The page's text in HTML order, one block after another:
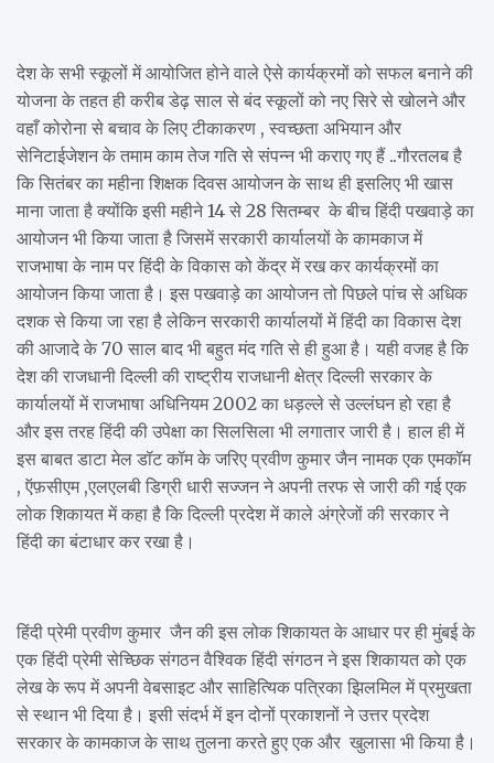
देश के सभी स्कूलों में आयोजित होने वाले ऐसे कार्यक्रमों को सफल बनाने की
योजना के तहत ही करीब डेढ़ साल से बंद स्कूलों को नए सिरे से खोलने और
वहाँ कोरोना से बचाव के लिए टीकाकरण , स्वच्छता अभियान और
सेनिटाईजेशन के तमाम काम तेज गति से संपन्न भी कराए गए हैं ..गौरतलब है
कि सितंबर का महीना शिक्षक दिवस आयोजन के साथ ही इसलिए भी खास
माना जाता है क्योंकि इसी महीने 14 से 28 सितम्बर के बीच हिंदी पखवाड़े का
आयोजन भी किया जाता है जिसमें सरकारी कार्यालयों के कामकाज में
राजभाषा के नाम पर हिंदी के विकास को केंद्र में रख कर कार्यक्रमों का
आयोजन किया जाता है। इस पखवाड़े का आयोजन तो पिछले पांच से अधिक
दशक से किया जा रहा है लेकिन सरकारी कार्यालयों में हिंदी का विकास देश
की आजादे के 70 साल बाद भी बहुत मंद गति से ही हुआ है। यही वजह है कि
देश की राजधानी दिल्ली की राष्ट्रीय राजधानी क्षेत्र दिल्ली सरकार के
कार्यालयों में राजभाषा अधिनियम 2002 का धड़ल्ले से उल्लंघन हो रहा है
और इस तरह हिंदी की उपेक्षा का सिलसिला भी लगातार जारी है। हाल ही में
इस बाबत डाटा मेल डॉट कॉम के जरिए प्रवीण कुमार जैन नामक एक एमकॉम
, ऍफ़सीएम ,एलएलबी डिग्री धारी सज्जन ने अपनी तरफ से जारी की गई एक
लोक शिकायत में कहा है कि दिल्ली प्रदेश में काले अंग्रेजों की सरकार ने
हिंदी का बंटाधार कर रखा है।
हिंदी प्रेमी प्रवीण कुमार जैन की इस लोक शिकायत के आधार पर ही मुंबई के
एक हिंदी प्रेमी सेच्छिक संगठन वैश्विक हिंदी संगठन ने इस शिकायत को एक
लेख के रूप में अपनी वेबसाइट और साहित्यिक पत्रिका झिलमिल में प्रमुखता
से स्थान भी दिया है। इसी संदर्भ में इन दोनों प्रकाशनों ने उत्तर प्रदेश
सरकार के कामकाज के साथ तुलना करते हुए एक और खुलासा भी किया है।